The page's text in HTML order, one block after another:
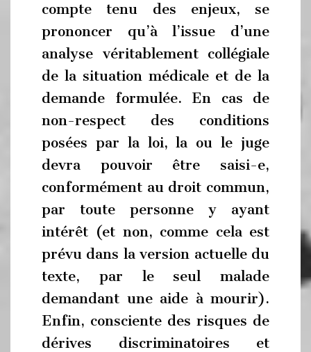
compte tenu des enjeux, se
prononcer qu’à l’issue d’une
analyse véritablement collégiale
de la situation médicale et de la
demande formulée. En cas de
non-respect des conditions
posées par la loi, la ou le juge
devra pouvoir être saisi-e,
conformément au droit commun,
par toute personne y ayant
intérêt (et non, comme cela est
prévu dans la version actuelle du
texte, par le seul malade
demandant une aide à mourir).
Enfin, consciente des risques de
dérives discriminatoires et